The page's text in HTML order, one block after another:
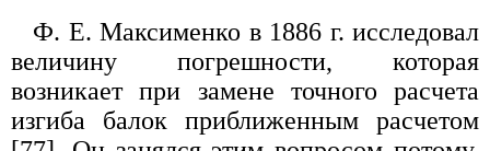
Ф. Е. Максименко в 1886 г. исследовал
величину погрешности, которая
возникает при замене точного расчета
изгиба балок приближенным расчетом